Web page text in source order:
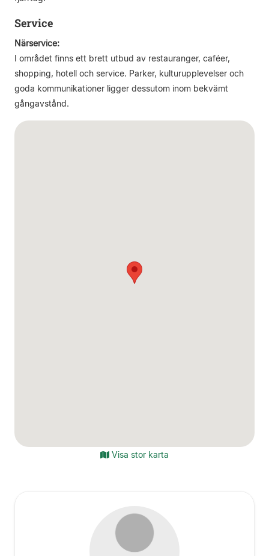
Service
Närservice:
I området finns ett brett utbud av restauranger, caféer,
shopping, hotell och service. Parker, kulturupplevelser och
goda kommunikationer ligger dessutom inom bekvämt
gångavstånd.
Visa stor karta